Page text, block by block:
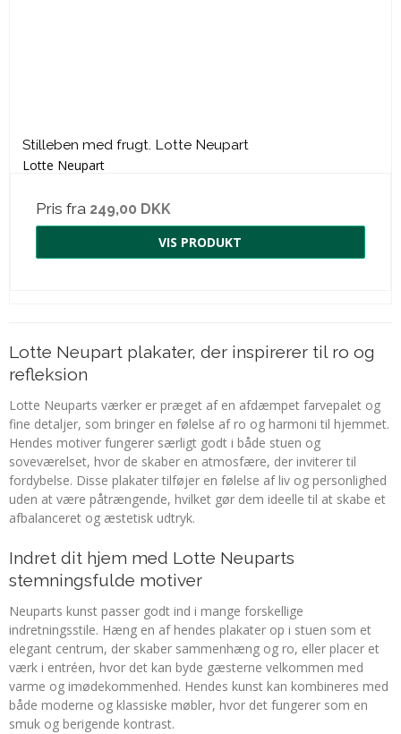
Stilleben med frugt. Lotte Neupart
Lotte Neupart
Pris fra 249,00 DKK
VIS PRODUKT
Lotte Neupart plakater, der inspirerer til ro og
refleksion
Lotte Neuparts værker er præget af en afdæmpet farvepalet og
fine detaljer, som bringer en følelse af ro og harmoni til hjemmet.
Hendes motiver fungerer særligt godt i både stuen og
soveværelset, hvor de skaber en atmosfære, der inviterer til
fordybelse. Disse plakater tilføjer en følelse af liv og personlighed
uden at være påtrængende, hvilket gør dem ideelle til at skabe et
afbalanceret og æstetisk udtryk.
Indret dit hjem med Lotte Neuparts
stemningsfulde motiver
Neuparts kunst passer godt ind i mange forskellige
indretningsstile. Hæng en af hendes plakater op i stuen som et
elegant centrum, der skaber sammenhæng og ro, eller placer et
værk i entréen, hvor det kan byde gæsterne velkommen med
varme og imødekommenhed. Hendes kunst kan kombineres med
både moderne og klassiske møbler, hvor det fungerer som en
smuk og berigende kontrast.